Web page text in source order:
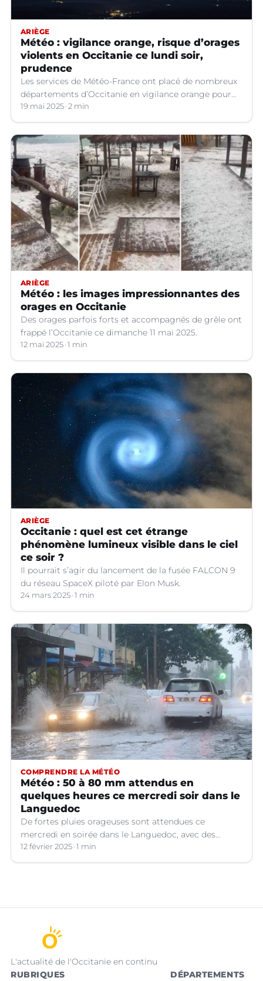
ARIÈGE
Météo : vigilance orange, risque d’orages
violents en Occitanie ce lundi soir,
prudence
Les services de Météo-France ont placé de nombreux
départements d’Occitanie en vigilance orange pour
les orages violents.
19 mai 2025 2 min
ARIÈGE
Météo : les images impressionnantes des
orages en Occitanie
Des orages parfois forts et accompagnés de grêle ont
frappé l’Occitanie ce dimanche 11 mai 2025.
12 mai 2025 1 min
ARIÈGE
Occitanie : quel est cet étrange
phénomène lumineux visible dans le ciel
ce soir ?
Il pourrait s’agir du lancement de la fusée FALCON 9
du réseau SpaceX piloté par Elon Musk.
24 mars 2025 1 min
COMPRENDRE LA MÉTÉO
Météo : 50 à 80 mm attendus en
quelques heures ce mercredi soir dans le
Languedoc
De fortes pluies orageuses sont attendues ce
mercredi en soirée dans le Languedoc, avec des
cumuls importants. Les prévisions météo.
12 février 2025 1 min
L'actualité de l'Occitanie en continu
RUBRIQUES
DÉPARTEMENTS